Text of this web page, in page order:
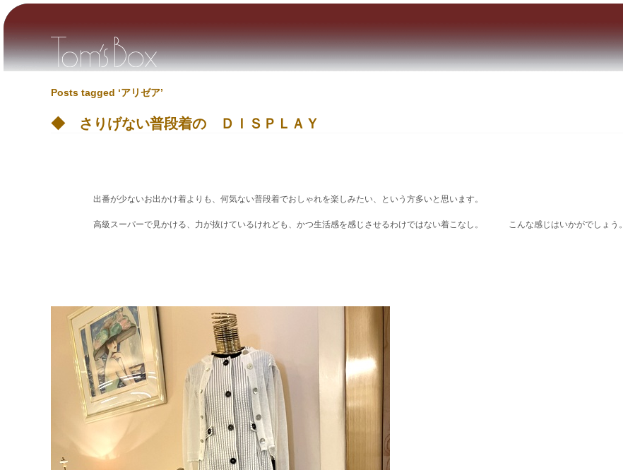
Posts tagged ‘アリゼア’
◆ さりげない普段着の ＤＩＳＰＬＡＹ
出番が少ないお出かけ着よりも、何気ない普段着でおしゃれを楽しみたい、という方多いと思います。
高級スーパーで見かける、力が抜けているけれども、かつ生活感を感じさせるわけではない着こなし。 こんな感じはいかがでしょう。